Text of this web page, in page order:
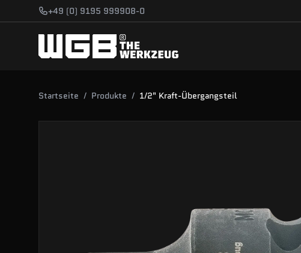
Zum Hauptinhalt springen
+49 (0) 9195 999908-0
Startseite / Produkte / 1/2" Kraft-Übergangsteil